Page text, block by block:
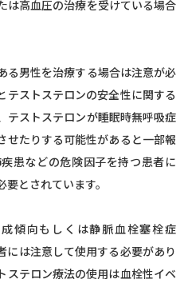
は⾼⾎圧の治療を受けている場合
る男性を治療する場合は注意が必
テストステロンの安全性に関する
テストステロンが睡眠時無呼吸症
せたりする可能性があると一部報
患などの危険因子を持つ患者に
とされています。
傾向もしくは静脈血栓塞栓症
には注意して使用する必要があり
ステロン療法の使用は血栓性イベ